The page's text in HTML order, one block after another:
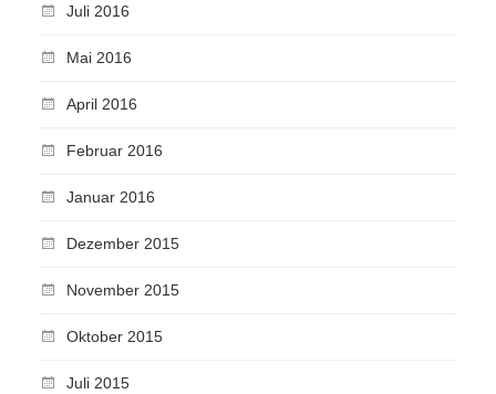
Juli 2016
Mai 2016
April 2016
Februar 2016
Januar 2016
Dezember 2015
November 2015
Oktober 2015
Juli 2015